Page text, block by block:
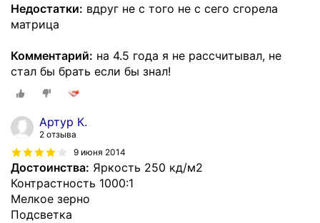
Недостатки: вдруг не с того не с сего сгорела
матрица
Комментарий: на 4.5 года я не рассчитывал, не
стал бы брать если бы знал!
Артур К.
2 отзыва
9 июня 2014
Достоинства: Яркость 250 кд/м2
Контрастность 1000:1
Мелкое зерно
Подсветка